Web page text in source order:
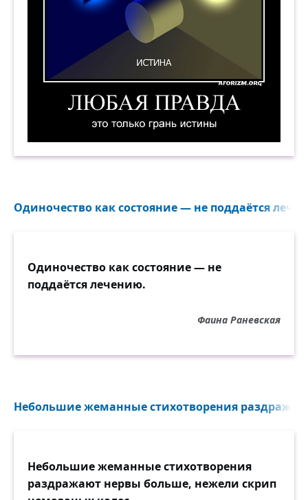
Одиночество как состояние — не поддаётся
Одиночество как состояние — не
поддаётся лечению.
Фаина Раневская
Небольшие жеманные стихотворения
Небольшие жеманные стихотворения
раздражают нервы больше, нежели скрип